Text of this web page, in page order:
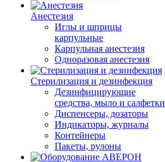
Анестезия
Иглы и шприцы
карпульные
Карпульная анестезия
Одноразовая анестезия
Стерилизация и дезинфекция
Дезинфицирующие
средства, мыло и салфетки
Диспенсеры, дозаторы
Индикаторы, журналы
Контейнеры
Пакеты, рулоны